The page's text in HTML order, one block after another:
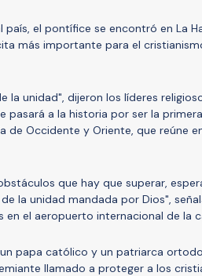
país, el pontífice se encontró en La
más importante para el
la unidad", dijeron los líderes
pasará a la historia por ser la
de Occidente y Oriente, que reúne
que hay que superar,
la unidad mandada por Dios",
en el aeropuerto internacional de la
papa católico y un patriarca
llamado a proteger a los